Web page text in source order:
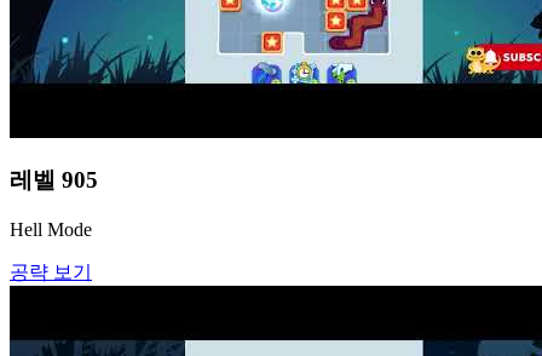
레벨 905
Hell Mode
공략 보기